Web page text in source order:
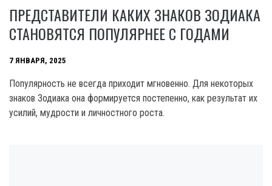
ПРЕДСТАВИТЕЛИ КАКИХ ЗНАКОВ ЗОДИАКА
СТАНОВЯТСЯ ПОПУЛЯРНЕЕ С ГОДАМИ
7 ЯНВАРЯ, 2025
Популярность не всегда приходит мгновенно. Для некоторых
знаков Зодиака она формируется постепенно, как результат их
усилий, мудрости и личностного роста.